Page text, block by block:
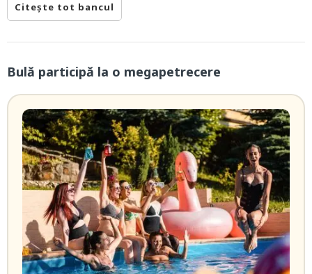
Citește tot bancul
Bulă participă la o megapetrecere